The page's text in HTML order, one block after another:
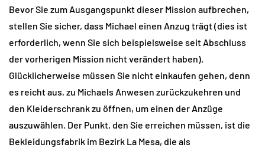
Bevor Sie zum Ausgangspunkt dieser Mission aufbrechen,
stellen Sie sicher, dass Michael einen Anzug trägt (dies ist
erforderlich, wenn Sie sich beispielsweise seit Abschluss
der vorherigen Mission nicht verändert haben).
Glücklicherweise müssen Sie nicht einkaufen gehen, denn
es reicht aus, zu Michaels Anwesen zurückzukehren und
den Kleiderschrank zu öffnen, um einen der Anzüge
auszuwählen. Der Punkt, den Sie erreichen müssen, ist die
Bekleidungsfabrik im Bezirk La Mesa, die als